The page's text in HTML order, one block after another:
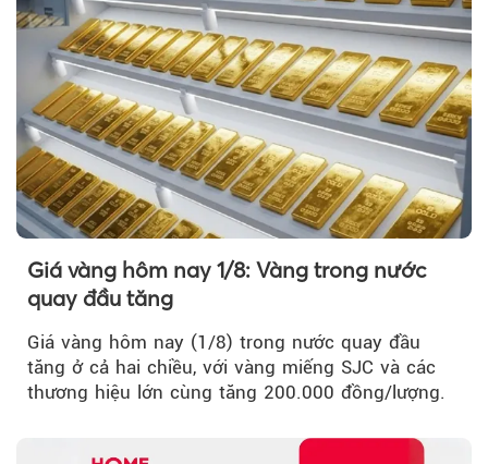
Giá vàng hôm nay 1/8: Vàng trong nước
quay đầu tăng
Giá vàng hôm nay (1/8) trong nước quay đầu
tăng ở cả hai chiều, với vàng miếng SJC và các
thương hiệu lớn cùng tăng 200.000 đồng/lượng.